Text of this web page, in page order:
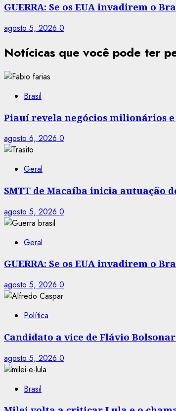
GUERRA: Se os EUA invadirem o
agosto 5, 2026 0
Notícicas que você pode ter
Brasil
Piauí revela negócios milionários
agosto 6, 2026 0
Geral
SMTT de Macaíba inicia autuação
agosto 5, 2026 0
Geral
GUERRA: Se os EUA invadirem o
agosto 5, 2026 0
Política
Candidato a vice de Flávio
agosto 5, 2026 0
Brasil